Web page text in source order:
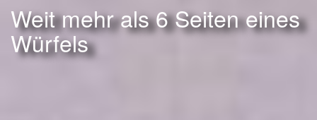
Weit mehr als 6 Seiten eines
Würfels